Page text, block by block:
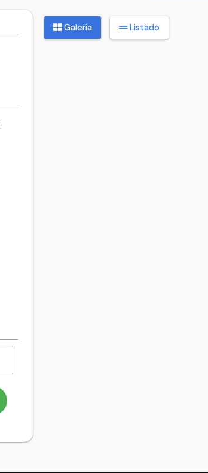
Galería Listado